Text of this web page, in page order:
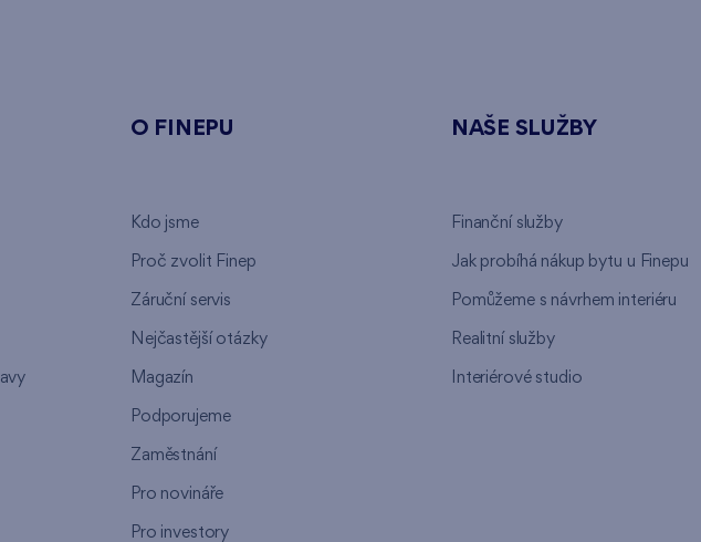
O FINEPU
Kdo jsme
Proč zvolit Finep
Záruční servis
Nejčastější otázky
Magazín
Podporujeme
Zaměstnání
Pro novináře
Pro investory
NAŠE SLUŽBY
Finanční služby
Jak probíhá nákup bytu u Finepu
Pomůžeme s návrhem interiéru
Realitní služby
Interiérové studio